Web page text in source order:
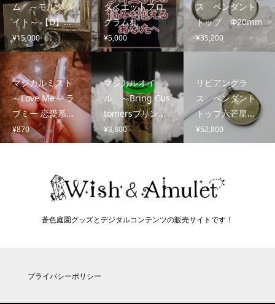
ム ～モルダバ
イト～ 【D】...
¥15,000
ダイエットプロ
グラム札
¥5,000
ス ペンダント
トップ Φ20mm
¥35,200
マジカルミスト
～Love Me～ ラ
ブミー 恋愛系...
¥870
マジカルオイ
ル ～Bring Cus
tomersブリン...
¥3,800
リビアングラ
ス ペンダント
トップ六芒星...
¥52,800
蒼色庭園グッズとデジタルコンテンツの販売サイトです！
プライバシーポリシー